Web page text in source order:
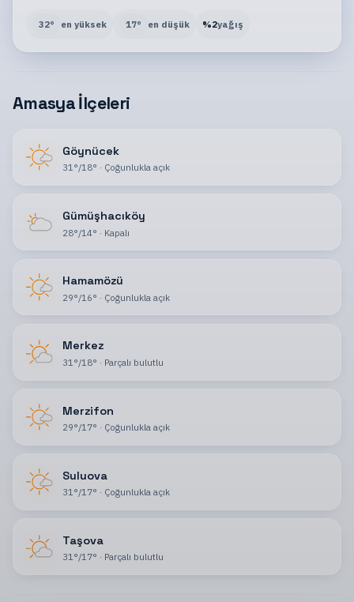
32° en yüksek 17° en düşük %2yağış
Amasya İlçeleri
Göynücek
31°/18° · Çoğunlukla açık
Gümüşhacıköy
28°/14° · Kapalı
Hamamözü
29°/16° · Çoğunlukla açık
Merkez
31 °/18° · Parçalı bulutlu
Merzifon
29°/17° · Çoğunlukla açık
Suluova
31°/17° · Çoğunlukla açık
Taşova
31°/17° · Parçalı bulutlu